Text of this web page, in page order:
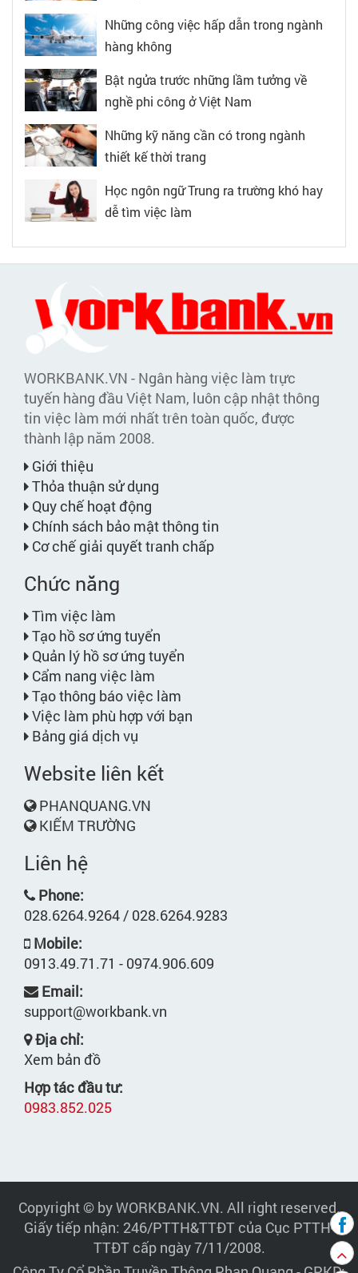
Những công việc hấp dẫn trong ngành
hàng không
Bật ngửa trước những lầm tưởng về
nghề phi công ở Việt Nam
Những kỹ năng cần có trong ngành
thiết kế thời trang
Học ngôn ngữ Trung ra trường khó hay
dễ tìm việc làm
WORKBANK.VN - Ngân hàng việc làm trực
tuyến hàng đầu Việt Nam, luôn cập nhật thông
tin việc làm mới nhất trên toàn quốc, được
thành lập năm 2008.
Giới thiệu
Thỏa thuận sử dụng
Quy chế hoạt động
Chính sách bảo mật thông tin
Cơ chế giải quyết tranh chấp
Chức năng
Tìm việc làm
Tạo hồ sơ ứng tuyển
Quản lý hồ sơ ứng tuyển
Cẩm nang việc làm
Tạo thông báo việc làm
Việc làm phù hợp với bạn
Bảng giá dịch vụ
Website liên kết
PHANQUANG.VN
KIẾM TRƯỜNG
Liên hệ
Phone:
028.6264.9264 / 028.6264.9283
Mobile:
0913.49.71.71 - 0974.906.609
Email:
support@workbank.vn
Địa chỉ:
Xem bản đồ
Hợp tác đầu tư:
0983.852.025
Copyright © by WORKBANK.VN. All right reserved.
Giấy tiếp nhận: 246/PTTH&TTĐT của Cục PTTH-
TTĐT cấp ngày 7/11/2008.